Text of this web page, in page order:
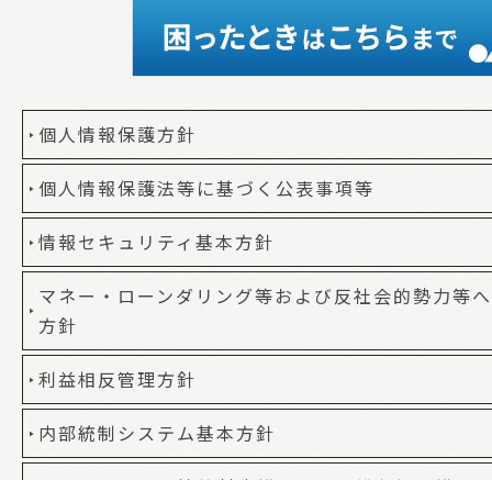
個人情報保護方針
個人情報保護法等に基づく公表事項等
情報セキュリティ基本方針
マネー・ローンダリング等および反社会的勢力等
方針
利益相反管理方針
内部統制システム基本方針